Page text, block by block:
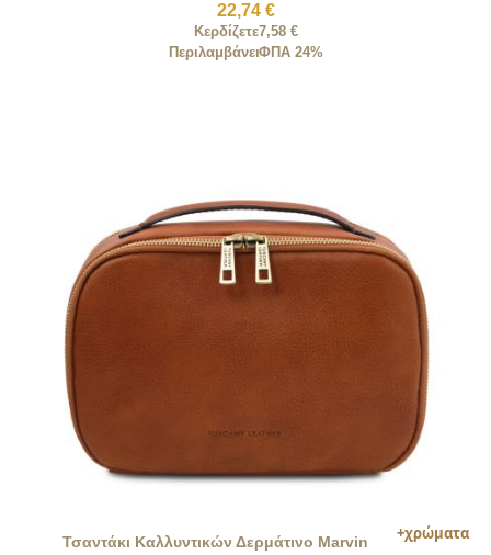
22,74 €
Κερδίζετε7,58 €
ΠεριλαμβάνειΦΠΑ 24%
Τσαντάκι Καλλυντικών Δερμάτινο Marvin